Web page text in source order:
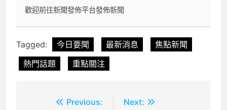
歡迎前往新聞發佈平台發佈新聞
Tagged: 今日要聞 最新消息
焦點新聞
熱門話題
重點關注
Previous:
Next: